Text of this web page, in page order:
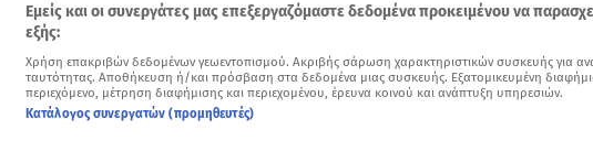
Δείτε περισσότερα άρθρα μας στην αναζήτηση σας
Εμείς και οι συνεργάτες μας επεξεργαζόμαστε δεδομένα προκειμένου να
εξής:
Χρήση επακριβών δεδομένων γεωεντοπισμού. Ακριβής σάρωση χαρακτηριστικών συσκευής για
ταυτότητας. Αποθήκευση ή/και πρόσβαση στα δεδομένα μιας συσκευής. Εξατομικευμένη
περιεχόμενο, μέτρηση διαφήμισης και περιεχομένου, έρευνα κοινού και ανάπτυξη υπηρεσιών.
Κατάλογος συνεργατών (προμηθευτές)